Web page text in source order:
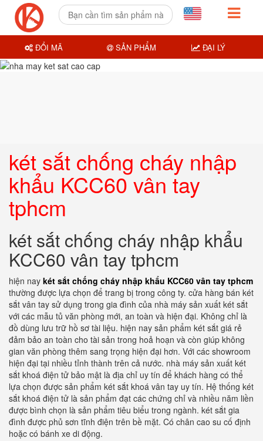
két sắt chống cháy nhập
khẩu KCC60 vân tay
tphcm
két sắt chống cháy nhập khẩu
KCC60 vân tay tphcm
hiện nay két sắt chống cháy nhập khẩu KCC60 vân tay tphcm
thường được lựa chọn để trang bị trong công ty. cửa hàng bán két
sắt vân tay sử dụng trong gia đình của nhà máy sản xuất két sắt
với các mẫu tủ văn phòng mới, an toàn và hiện đại. Không chỉ là
đồ dùng lưu trữ hồ sơ tài liệu. hiện nay sản phẩm két sắt giá rẻ
đảm bảo an toàn cho tài sản trong hoả hoạn và còn giúp không
gian văn phòng thêm sang trọng hiện đại hơn. Với các showroom
hiện đại tại nhiều tỉnh thành trên cả nước. nhà máy sản xuất két
sắt khoá điện tử bảo mật là địa chỉ uy tín để khách hàng có thể
lựa chọn được sản phẩm két sắt khoá vân tay uy tín. Hệ thống két
sắt khoá điện tử là sản phẩm đạt các chứng chỉ và nhiều năm liền
được bình chọn là sản phẩm tiêu biểu trong ngành. két sắt gia
đình được phủ sơn tĩnh điện trên bề mặt. Có chân cao su cố định
hoặc có bánh xe di động.
ĐỔI MÃ SẢN PHẨM ĐẠI LÝ